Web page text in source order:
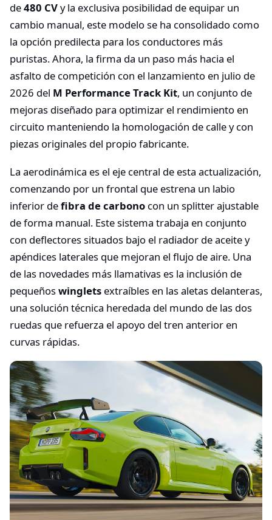
de480 CVy la exclusiva posibilidad de equipar un
cambio manual, este modelo se ha consolidado como
la opción predilecta para los conductores más
puristas. Ahora, la firma da un paso más hacia el
asfalto de competición con el lanzamiento en julio de
2026 del M Performance Track Kit, un conjunto de
mejoras diseñado para optimizar el rendimiento en
circuito manteniendo la homologación de calle y con
piezas originales del propio fabricante.
La aerodinámica es el eje central de esta actualización,
comenzando por un frontal que estrena un labio
inferior defibra de carbono con un splitter ajustable
de forma manual. Este sistema trabaja en conjunto
con deflectores situados bajo el radiador de aceite y
apéndices laterales que mejoran el flujo de aire. Una
de las novedades más llamativas es la inclusión de
pequeñoswinglets extraíbles en las aletas delanteras,
una solución técnica heredada del mundo de las dos
ruedas que refuerza el apoyo del tren anterior en
curvas rápidas.